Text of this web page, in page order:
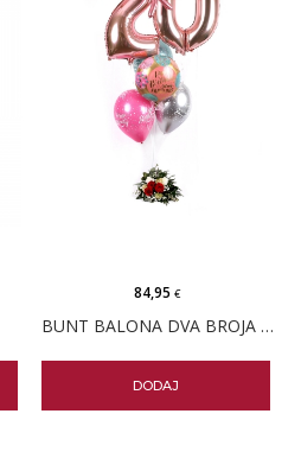
BUNT BALONA DVA BROJA ZA ROĐENDAN I BUKET CVIJEĆA
84,95€
DODAJ